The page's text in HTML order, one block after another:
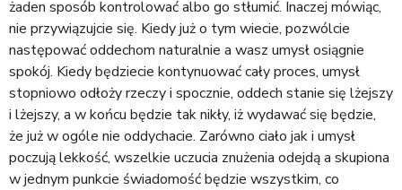
żaden sposób kontrolować albo go stłumić. Inaczej mówiąc,
nie przywiązujcie się. Kiedy już o tym wiecie, pozwólcie
następować oddechom naturalnie a wasz umysł osiągnie
spokój. Kiedy będziecie kontynuować cały proces, umysł
stopniowo odłoży rzeczy i spocznie, oddech stanie się lżejszy
i lżejszy, a w końcu będzie tak nikły, iż wydawać się będzie,
że już w ogóle nie oddychacie. Zarówno ciało jak i umysł
poczują lekkość, wszelkie uczucia znużenia odejdą a skupiona
w jednym punkcie świadomość będzie wszystkim, co